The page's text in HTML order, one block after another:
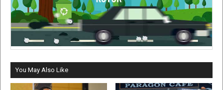
You May Also Like